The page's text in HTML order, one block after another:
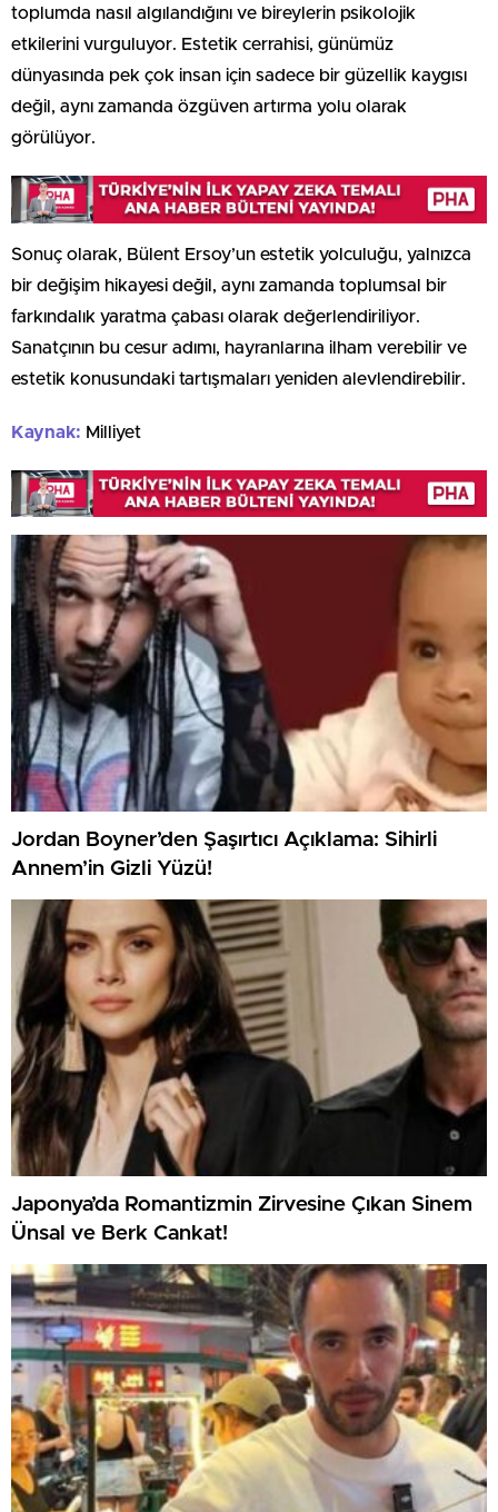
toplumda nasıl algılandığını ve bireylerin psikolojik
etkilerini vurguluyor. Estetik cerrahisi, günümüz
dünyasında pek çok insan için sadece bir güzellik kaygısı
değil, aynı zamanda özgüven artırma yolu olarak
görülüyor.
Sonuç olarak, Bülent Ersoy’un estetik yolculuğu, yalnızca
bir değişim hikayesi değil, aynı zamanda toplumsal bir
farkındalık yaratma çabası olarak değerlendiriliyor.
Sanatçının bu cesur adımı, hayranlarına ilham verebilir ve
estetik konusundaki tartışmaları yeniden alevlendirebilir.
Kaynak: Milliyet
Jordan Boyner’den Şaşırtıcı Açıklama: Sihirli
Annem’in Gizli Yüzü!
Japonya’da Romantizmin Zirvesine Çıkan Sinem
Ünsal ve Berk Cankat!